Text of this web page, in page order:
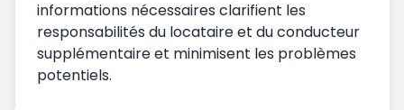
informations nécessaires clarifient les
responsabilités du locataire et du conducteur
supplémentaire et minimisent les problèmes
potentiels.